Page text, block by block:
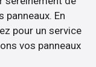
panneaux. En
pour un service
vos panneaux